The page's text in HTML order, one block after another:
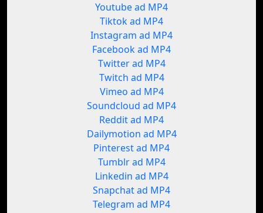
Youtube ad MP4
Tiktok ad MP4
Instagram ad MP4
Facebook ad MP4
Twitter ad MP4
Twitch ad MP4
Vimeo ad MP4
Soundcloud ad MP4
Reddit ad MP4
Dailymotion ad MP4
Pinterest ad MP4
Tumblr ad MP4
Linkedin ad MP4
Snapchat ad MP4
Telegram ad MP4